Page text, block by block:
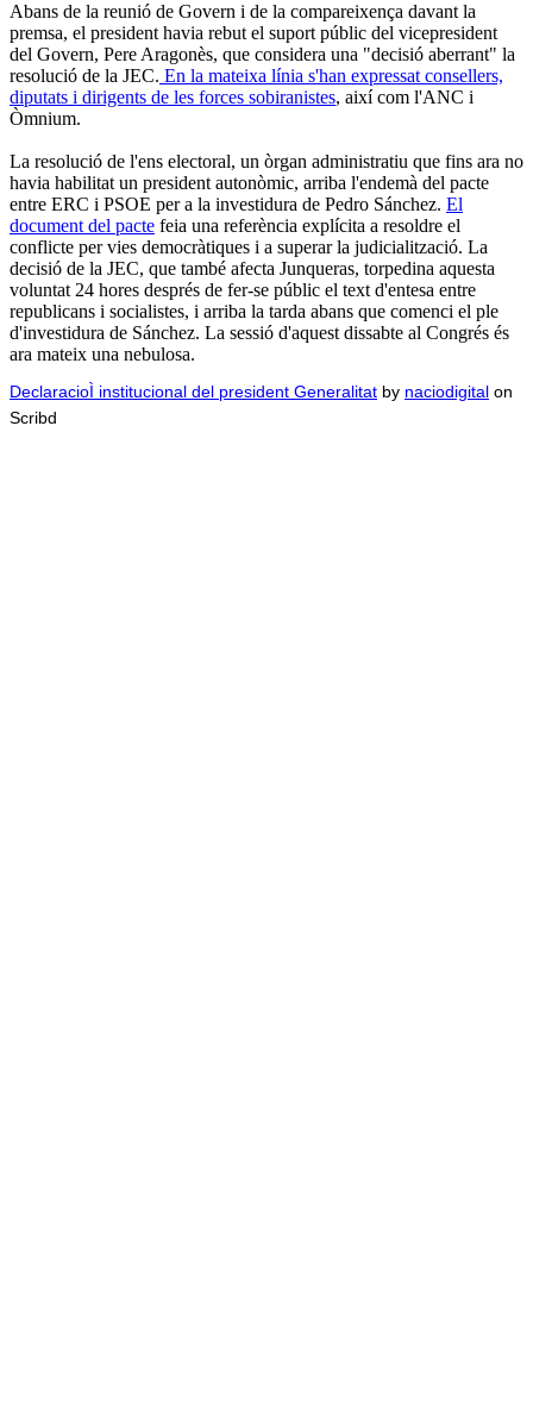
Abans de la reunió de Govern i de la compareixença davant la
premsa, el president havia rebut el suport públic del vicepresident
del Govern, Pere Aragonès, que considera una "decisió aberrant" la
resolució de la JEC. En la mateixa línia s'han expressat consellers,
diputats i dirigents de les forces sobiranistes, així com l'ANC i
Òmnium.
La resolució de l'ens electoral, un òrgan administratiu que fins ara no
havia habilitat un president autonòmic, arriba l'endemà del pacte
entre ERC i PSOE per a la investidura de Pedro Sánchez. El
document del pacte feia una referència explícita a resoldre el
conflicte per vies democràtiques i a superar la judicialització. La
decisió de la JEC, que també afecta Junqueras, torpedina aquesta
voluntat 24 hores després de fer-se públic el text d'entesa entre
republicans i socialistes, i arriba la tarda abans que comenci el ple
d'investidura de Sánchez. La sessió d'aquest dissabte al Congrés és
ara mateix una nebulosa.
DeclaracioÌ institucional del president Generalitat by naciodigital on
Scribd